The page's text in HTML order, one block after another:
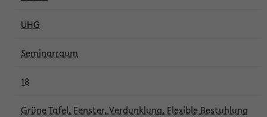
UHG
Seminarraum
18
Grüne Tafel, Fenster, Verdunklung, Flexible Bestuhlung